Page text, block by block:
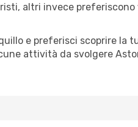
altri invece
e preferisci scoprire la
attività da svolgere